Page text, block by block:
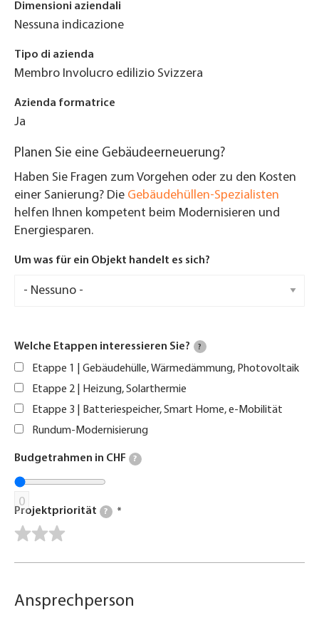
Dimensioni aziendali
Nessuna indicazione
Tipo di azienda
Membro Involucro edilizio Svizzera
Azienda formatrice
Ja
Planen Sie eine Gebäudeerneuerung?
Haben Sie Fragen zum Vorgehen oder zu den Kosten
einer Sanierung? Die Gebäudehüllen-Spezialisten
helfen Ihnen kompetent beim Modernisieren und
Energiesparen.
Um was für ein Objekt handelt es sich?
Welche Etappen interessieren Sie? ?
Etappe 1 | Gebäudehülle, Wärmedämmung, Photovoltaik
Etappe 2 | Heizung, Solarthermie
Etappe 3 | Batteriespeicher, Smart Home, e-Mobilität
Rundum-Modernisierung
Budgetrahmen in CHF ?
0
Projektpriorität ?
Ansprechperson